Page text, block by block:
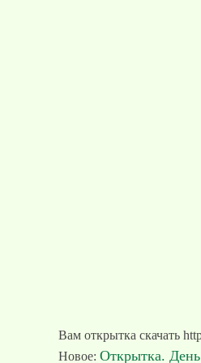
Вам открытка скачать
Новое: Открытка.